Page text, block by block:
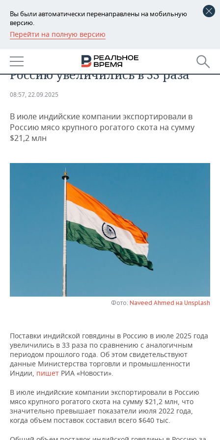
Вы были автоматически перенаправлены на мобильную
версию.
Перейти на полную версию
РЕГИОНЫ
БАШКОРТОСТАН
ТАТАРСТАН
НОВОСТИ
АНАЛИТИКА
ДЕКЛАРАЦИИ О ДОХОДАХ
ВУЗЫ ТАТАРСТАНА
КОМУ ПРИНАДЛЕЖАТ
ТОРГОВЫЕ ЦЕНТРЫ
НОВОСТИ ЭКОНОМИКИ
ИНВЕСТИЦИИ
ПРОМЫШЛЕННОСТЬ
МАШИНОСТРОЕНИЕ
НЕФТЕХИМИЯ
НОВОСТИ НЕДВИЖИМОСТИ
НОВОСТИ АВТО
НОВОСТИ БИЗНЕСА
РОЗНИЧНАЯ ТОРГОВЛЯ
НОВОСТИ ТЕХНОЛОГИЙ
МЕРОПРИЯТИЯ
НОВОСТИ МЕРОПРИЯТИЙ
ВЫЕЗДНАЯ РЕДАКЦИЯ
ОТКРЫТАЯ ЛЕКЦИЯ
НОВОСТИ СПОРТА
БАСКЕТБОЛ
ВОЛЕЙБОЛ
КИБЕРСПОРТ
ФИГУРНОЕ КАТАНИЕ
ИНФРАСТРУКТУРА
ИСТОРИЯ
КУЛЬТУРА
МЕДИЦИНА
СПРАВОЧНИК
СПИСОК ПЕРСОН
СПИСОК КОМПАНИЙ
ПОЛНАЯ ВЕРСИЯ
Поставки говядины из Индии в
Россию увеличились в 33 раза
08:57, 22.09.2025
В июле индийские компании экспортировали в
Россию мясо крупного рогатого скота на сумму
$21,2 млн
Фото: Naveed Ahmed на Unsplash
Поставки индийской говядины в Россию в июле 2025 года
увеличились в 33 раза по сравнению с аналогичным
периодом прошлого года. Об этом свидетельствуют
данные Министерства торговли и промышленности
Индии, пишет РИА «Новости».
В июле индийские компании экспортировали в Россию
мясо крупного рогатого скота на сумму $21,2 млн, что
значительно превышает показатели июля 2022 года,
когда объем поставок составил всего $640 тыс.